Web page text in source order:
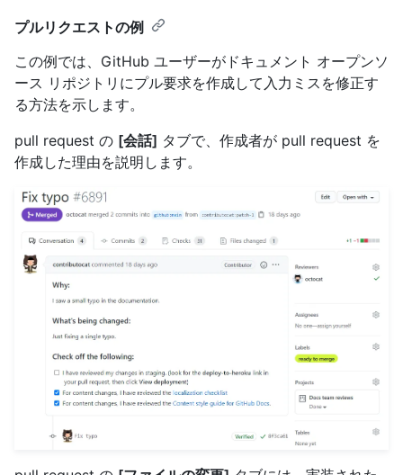
プルリクエストの例
この例では、GitHub ユーザーがドキュメント オープンソ
ース リポジトリにプル要求を作成して入力ミスを修正す
る方法を示します。
pull request の [会話] タブで、作成者が pull request を
作成した理由を説明します。